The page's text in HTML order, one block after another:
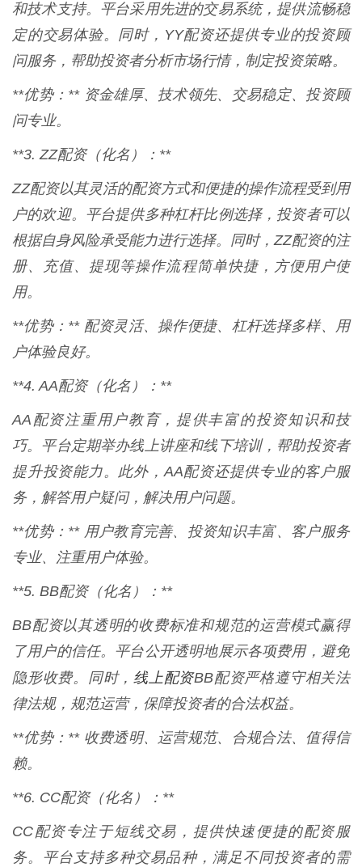
和技术支持。平台采用先进的交易系统，提供流畅稳
定的交易体验。同时，YY配资还提供专业的投资顾
问服务，帮助投资者分析市场行情，制定投资策略。
**优势：** 资金雄厚、技术领先、交易稳定、投资顾
问专业。
**3. ZZ配资（化名）：**
ZZ配资以其灵活的配资方式和便捷的操作流程受到用
户的欢迎。平台提供多种杠杆比例选择，投资者可以
根据自身风险承受能力进行选择。同时，ZZ配资的注
册、充值、提现等操作流程简单快捷，方便用户使
用。
**优势：** 配资灵活、操作便捷、杠杆选择多样、用
户体验良好。
**4. AA配资（化名）：**
AA配资注重用户教育，提供丰富的投资知识和技
巧。平台定期举办线上讲座和线下培训，帮助投资者
提升投资能力。此外，AA配资还提供专业的客户服
务，解答用户疑问，解决用户问题。
**优势：** 用户教育完善、投资知识丰富、客户服务
专业、注重用户体验。
**5. BB配资（化名）：**
BB配资以其透明的收费标准和规范的运营模式赢得
了用户的信任。平台公开透明地展示各项费用，避免
隐形收费。同时，线上配资BB配资严格遵守相关法
律法规，规范运营，保障投资者的合法权益。
**优势：** 收费透明、运营规范、合规合法、值得信
赖。
**6. CC配资（化名）：**
CC配资专注于短线交易，提供快速便捷的配资服
务。平台支持多种交易品种，满足不同投资者的需